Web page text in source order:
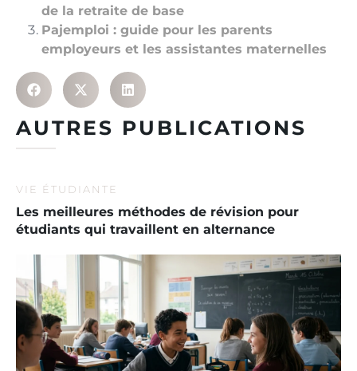
de la retraite de base
Pajemploi : guide pour les parents
employeurs et les assistantes maternelles
AUTRES PUBLICATIONS
VIE ÉTUDIANTE
Les meilleures méthodes de révision pour
étudiants qui travaillent en alternance